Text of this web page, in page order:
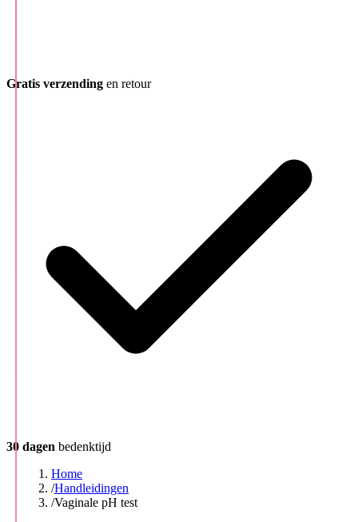
Gratis verzending en retour
30 dagen bedenktijd
Home
/Handleidingen
/Vaginale pH test